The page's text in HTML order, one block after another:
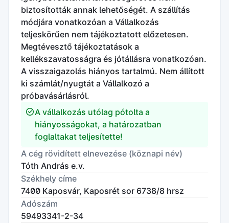
biztosították annak lehetőségét. A szállítás
módjára vonatkozóan a Vállalkozás
teljeskörűen nem tájékoztatott előzetesen.
Megtévesztő tájékoztatások a
kellékszavatosságra és jótállásra vonatkozóan.
A visszaigazolás hiányos tartalmú. Nem állított
ki számlát/nyugtát a Vállalkozó a
próbavásárlásról.
A vállalkozás utólag pótolta a
hiányosságokat, a határozatban
foglaltakat teljesítette!
A cég rövidített elnevezése (köznapi név)
Tóth András e.v.
Székhely címe
7400 Kaposvár, Kaposrét sor 6738/8 hrsz
Adószám
59493341-2-34